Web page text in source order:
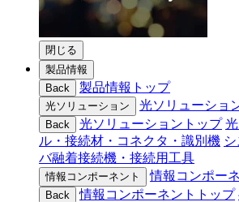
閉じる
製品情報
Back
製品情報トップ
光ソリューション 光ソリューショ
Back 光ソリューショントップ
ル・接続材・コネクタ・識別機
バ融着接続機・接続用工具
情報コンポーネント 情報コンポー
Back 情報コンポーネントトップ